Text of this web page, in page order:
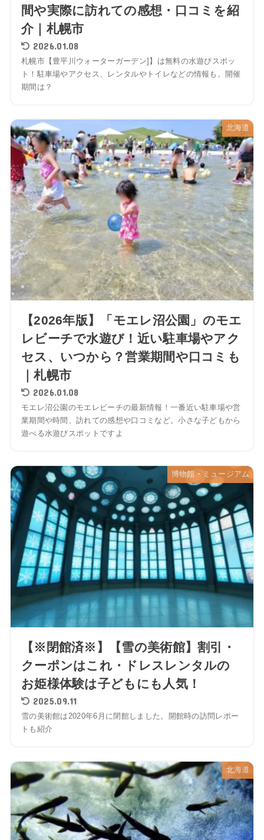
間や実際に訪れての感想・口コミを紹
介｜札幌市
2026.01.08
札幌市【豊平川ウォーターガーデン]】は無料の水遊びスポッ
ト！駐車場やアクセス、レンタルやトイレなどの情報も。開催
期間は？
北海道
【2026年版】「モエレ沼公園」のモエ
レビーチで水遊び！近い駐車場やアク
セス、いつから？営業期間や口コミも
｜札幌市
2026.01.08
モエレ沼公園のモエレビーチの最新情報！一番近い駐車場や営
業期間や時間、訪れての感想や口コミなど。小さな子どもから
遊べる水遊びスポットですよ
博物館・ミュージアム
【※閉館済※】【雪の美術館】割引・
クーポンはこれ・ドレスレンタルの
お姫様体験は子どもにも人気！
2025.09.11
雪の美術館は2020年6月に閉館しました。開館時の訪問レポー
トも紹介
北海道